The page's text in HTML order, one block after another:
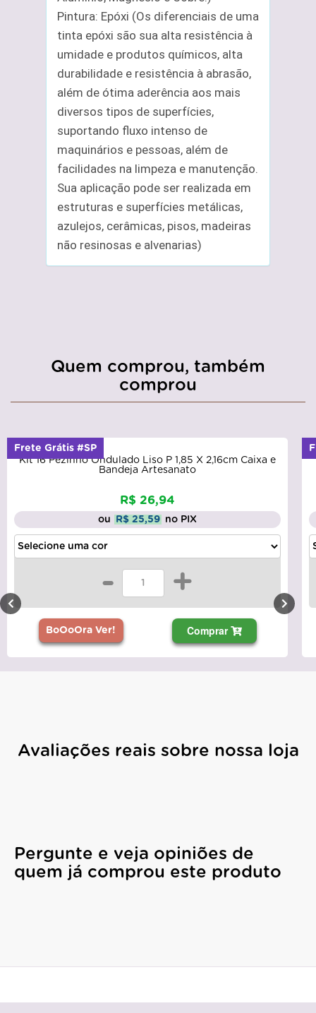
Pintura: Epóxi (Os diferenciais de uma
tinta epóxi são sua alta resistência à
umidade e produtos químicos, alta
durabilidade e resistência à abrasão,
além de ótima aderência aos mais
diversos tipos de superfícies,
suportando fluxo intenso de
maquinários e pessoas, além de
facilidades na limpeza e manutenção.
Sua aplicação pode ser realizada em
estruturas e superfícies metálicas,
azulejos, cerâmicas, pisos, madeiras
não resinosas e alvenarias)
Quem comprou, também
comprou
Kit 16 Pezinho Ondulado Liso P 1,85 X 2,16cm Caixa e
Bandeja Artesanato
R$ 26,94
ou R$ 25,59 no PIX
- +
BoOoOra Ver! Comprar
Frete Grátis #SP
Avaliações reais sobre nossa loja
Pergunte e veja opiniões de
quem já comprou este produto